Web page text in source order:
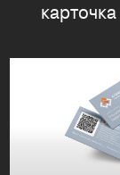
карточка